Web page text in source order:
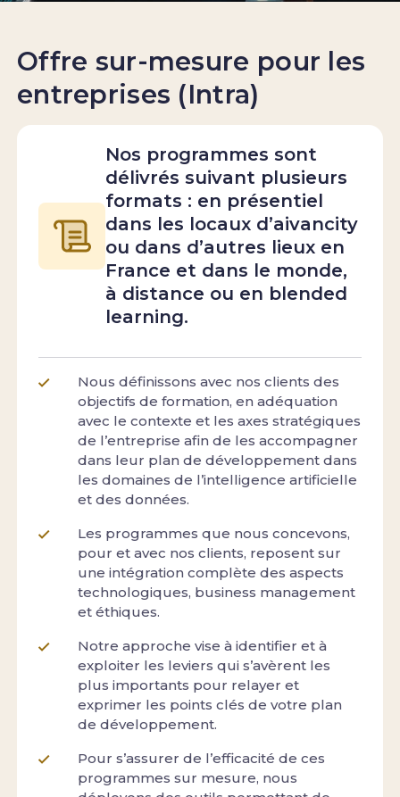
Offre sur-mesure pour les
entreprises (Intra)
Nos programmes sont
délivrés suivant plusieurs
formats : en présentiel
dans les locaux d’aivancity
ou dans d’autres lieux en
France et dans le monde,
à distance ou en blended
learning.
Nous définissons avec nos clients des
objectifs de formation, en adéquation
avec le contexte et les axes stratégiques
de l’entreprise afin de les accompagner
dans leur plan de développement dans
les domaines de l’intelligence artificielle
et des données.
Les programmes que nous concevons,
pour et avec nos clients, reposent sur
une intégration complète des aspects
technologiques, business management
et éthiques.
Notre approche vise à identifier et à
exploiter les leviers qui s’avèrent les
plus importants pour relayer et
exprimer les points clés de votre plan
de développement.
Pour s’assurer de l’efficacité de ces
programmes sur mesure, nous